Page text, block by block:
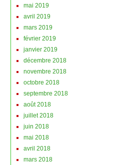
mai 2019
avril 2019
mars 2019
février 2019
janvier 2019
décembre 2018
novembre 2018
octobre 2018
septembre 2018
août 2018
juillet 2018
juin 2018
mai 2018
avril 2018
mars 2018